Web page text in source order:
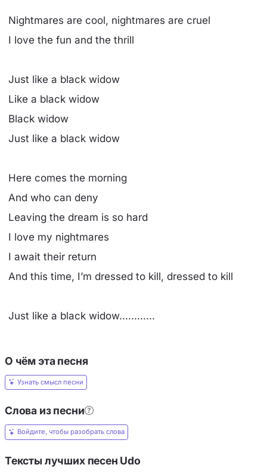
Nightmares are cool, nightmares are cruel
I love the fun and the thrill
Just like a black widow
Like a black widow
Black widow
Just like a black widow
Here comes the morning
And who can deny
Leaving the dream is so hard
I love my nightmares
I await their return
And this time, I’m dressed to kill, dressed to kill
Just like a black widow............
О чём эта песня
Узнать смысл песни
Слова из песни
Войдите, чтобы разобрать слова
Тексты лучших песен Udo